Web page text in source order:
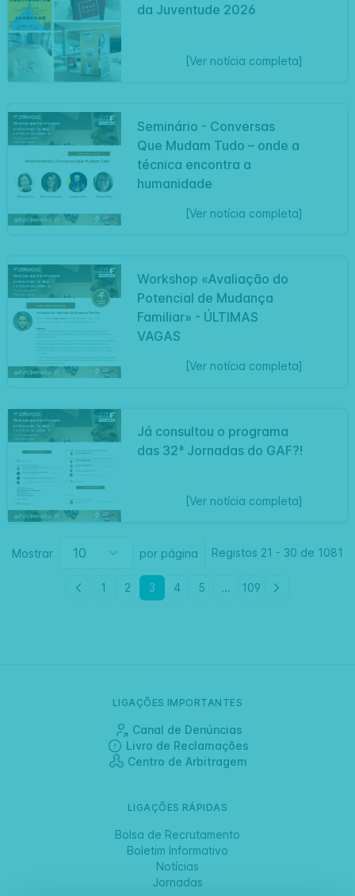
da Juventude 2026
[Ver notícia completa]
Seminário - Conversas
Que Mudam Tudo – onde a
técnica encontra a
humanidade
[Ver notícia completa]
Workshop «Avaliação do
Potencial de Mudança
Familiar» - ÚLTIMAS
VAGAS
[Ver notícia completa]
Já consultou o programa
das 32ª Jornadas do GAF?!
[Ver notícia completa]
Mostrar por página Registos 21 - 30 de 1081
1 2 3 4 5 ... 109
LIGAÇÕES IMPORTANTES
Canal de Denúncias
Livro de Reclamações
Centro de Arbitragem
LIGAÇÕES RÁPIDAS
Bolsa de Recrutamento
Boletim Informativo
Notícias
Jornadas